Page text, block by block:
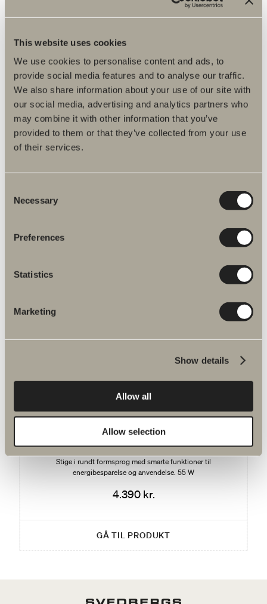
This website uses cookies
We use cookies to personalise content and ads, to
provide social media features and to analyse our traffic.
We also share information about your use of our site with
our social media, advertising and analytics partners who
may combine it with other information that you’ve
provided to them or that they’ve collected from your use
of their services.
Selection
Necessary
Preferences
Statistics
Marketing
Show details
Allow all
Allow selection
Produktfakta
Produktbeskrivelse
Plejeråd
Monteringsvejledninger
Specifikation
Du är måske interesseret i
Stige i rundt formsprog med smarte funktioner til
energibesparelse og anvendelse. 55 W
4.390 kr.
GÅ TIL PRODUKT